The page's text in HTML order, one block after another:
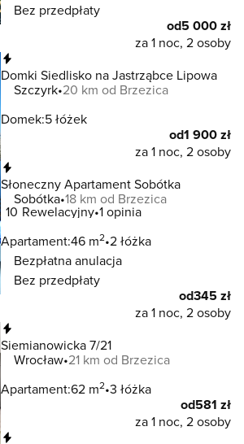
Bez przedpłaty
od5 000 zł
za 1 noc, 2 osoby
Domki Siedlisko na Jastrząbce Lipowa
Szczyrk 20 km od Brzezica
Domek:5 łóżek
od1 900 zł
za 1 noc, 2 osoby
Słoneczny Apartament Sobótka
Sobótka 18 km od Brzezica
10 Rewelacyjny 1 opinia
Apartament:46 m2 2 łóżka
Bezpłatna anulacja
Bez przedpłaty
od345 zł
za 1 noc, 2 osoby
Siemianowicka 7/21
Wrocław 21 km od Brzezica
Apartament:62 m2 3 łóżka
od581 zł
za 1 noc, 2 osoby